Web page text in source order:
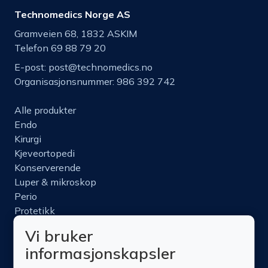
Technomedics Norge AS
Gramveien 68, 1832 ASKIM
Telefon 69 88 79 20
E-post: post@technomedics.no
Organisasjonsnummer: 986 392 742
Alle produkter
Endo
Kirurgi
Kjeveortopedi
Konserverende
Luper & mikroskop
Perio
Protetikk
Nettbutikk
Vi bruker
informasjonskapsler